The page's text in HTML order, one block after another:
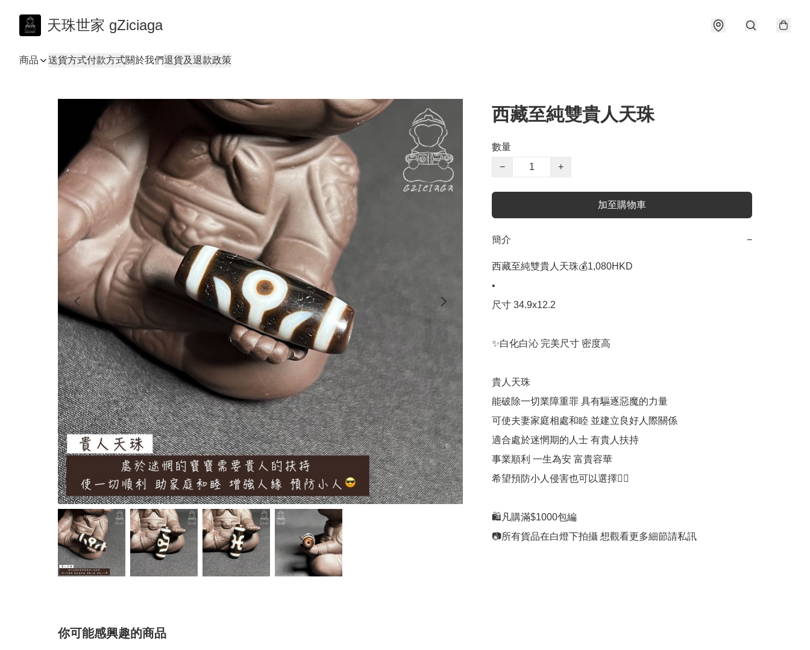
天珠世家 gZiciaga
商品 送貨方式付款方式關於我們退貨及退款政策
西藏至純雙貴人天珠
數量
−
+
加至購物車
簡介 −
西藏至純雙貴人天珠💰1,080HKD
•
尺寸 34.9x12.2
✨白化白沁 完美尺寸 密度高
貴人天珠
能破除一切業障重罪 具有驅逐惡魔的力量
可使夫妻家庭相處和睦 並建立良好人際關係
適合處於迷惘期的人士 有貴人扶持
事業順利 一生為安 富貴容華
希望預防小人侵害也可以選擇👍🏻
🛍凡購滿$1000包編
📷所有貨品在白燈下拍攝 想觀看更多細節請私訊
你可能感興趣的商品